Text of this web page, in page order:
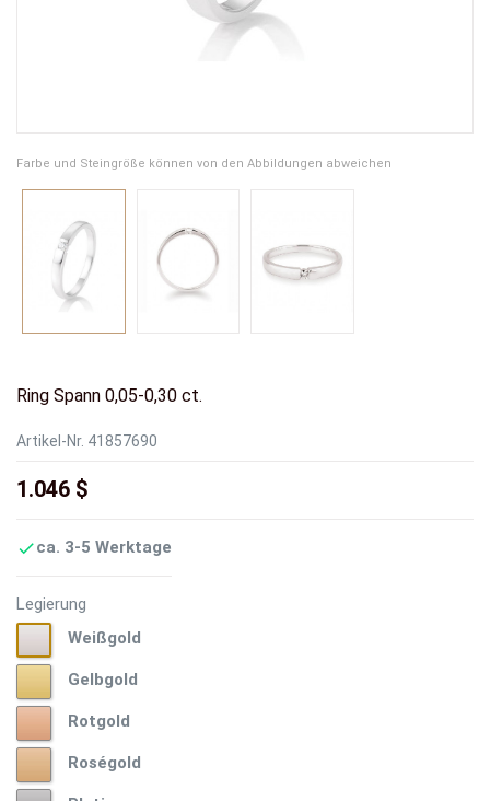
Farbe und Steingröße können von den Abbildungen abweichen
Ring Spann 0,05-0,30 ct.
Artikel-Nr. 41857690
1.046 $
ca. 3-5 Werktage
Legierung
WeißgoldWeißgold
GelbgoldGelbgold
RotgoldRotgold
RoségoldRoségold